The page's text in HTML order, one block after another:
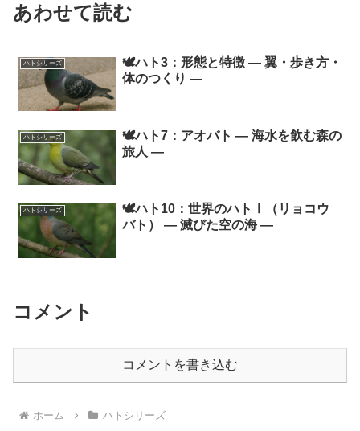
あわせて読む
ハトシリーズ
🕊️ハト3：形態と特徴 ― 翼・歩き方・
体のつくり ―
ハトシリーズ
🕊️ハト7：アオバト ― 海水を飲む森の
旅人 ―
ハトシリーズ
🕊️ハト10：世界のハトⅠ（リョコウ
バト） ― 滅びた空の海 ―
コメント
コメントを書き込む
ホーム ハトシリーズ